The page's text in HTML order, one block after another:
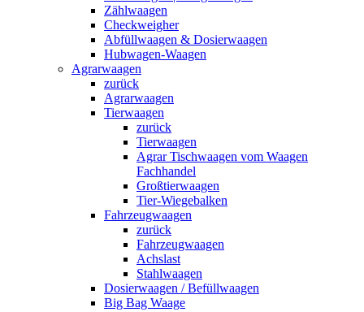
Zählwaagen
Checkweigher
Abfüllwaagen & Dosierwaagen
Hubwagen-Waagen
Agrarwaagen
zurück
Agrarwaagen
Tierwaagen
zurück
Tierwaagen
Agrar Tischwaagen vom Waagen
Fachhandel
Großtierwaagen
Tier-Wiegebalken
Fahrzeugwaagen
zurück
Fahrzeugwaagen
Achslast
Stahlwaagen
Dosierwaagen / Befüllwaagen
Big Bag Waage